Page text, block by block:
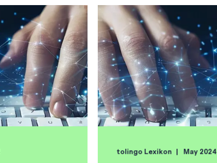
tolingo Lexikon May 2024